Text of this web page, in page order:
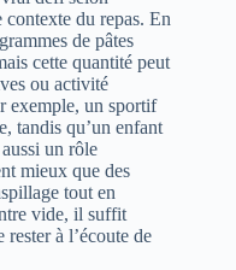
contexte du repas. En
de pâtes
cette quantité peut
ou activité
exemple, un sportif
tandis qu’un enfant
un rôle
mieux que des
tout en
vide, il suffit
rester à l’écoute de